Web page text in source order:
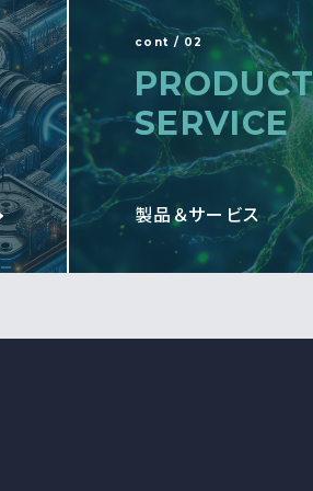
cont / 02
SERVICE
製品＆サービス